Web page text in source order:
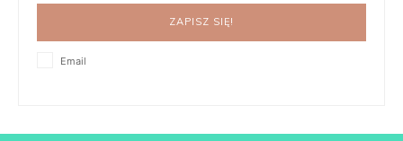
ZAPISZ SIĘ!
Email